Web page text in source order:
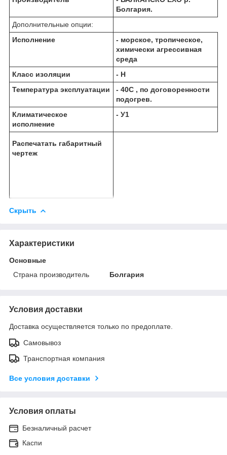
Болгария.
Дополнительные опции:
Исполнение
- морское, тропическое,
химически агрессивная
среда
Класс изоляции
- Н
Температура эксплуатации
- 40С , по договоренности
подогрев.
Климатическое
исполнение
- У1
Распечатать габаритный
чертеж
Скрыть
Характеристики
Основные
Страна производитель
Болгария
Условия доставки
Доставка осуществляется только по предоплате.
Самовывоз
Транспортная компания
Все условия доставки
Условия оплаты
Безналичный расчет
Каспи